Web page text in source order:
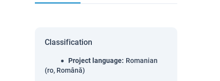
Classification
Project language: Romanian
(ro, Română)